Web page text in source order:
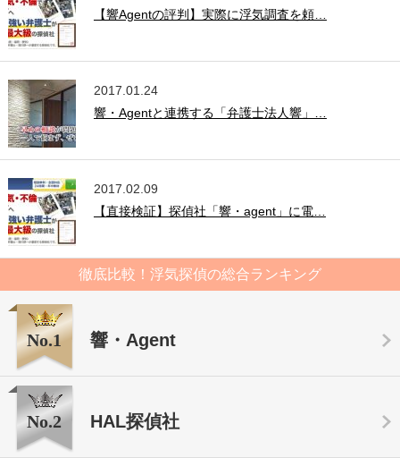
【響Agentの評判】実際に浮気調査を頼…
2017.01.24
響・Agentと連携する「弁護士法人響」…
2017.02.09
【直接検証】探偵社「響・agent」に電…
徹底比較！浮気探偵の総合ランキング
No.1 響・Agent
No.2 HAL探偵社